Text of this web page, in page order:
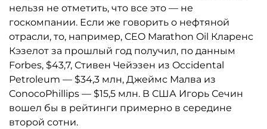
нельзя не отметить, что все это — не
госкомпании. Если же говорить о нефтяной
отрасли, то, например, CEO Marathon Oil Кларенс
Кэзелот за прошлый год получил, по данным
Forbes, $43,7, Стивен Чейэзен из Occidental
Petroleum — $34,3 млн, Джеймс Малва из
ConocoPhillips — $15,5 млн. В США Игорь Сечин
вошел бы в рейтинги примерно в середине
второй сотни.